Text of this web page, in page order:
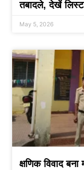
तबादले, देखें लिस्ट
May 5, 2026
क्षणिक विवाद